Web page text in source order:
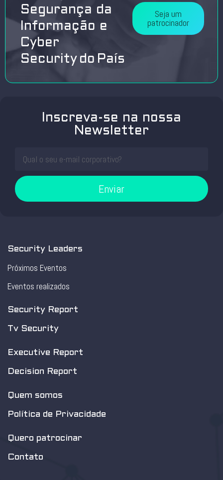
Segurança da
Informação e
Cyber
Security do País
Seja um
patrocinador
Inscreva-se na nossa
Newsletter
Enviar
Security Leaders
Próximos Eventos
Eventos realizados
Security Report
Tv Security
Executive Report
Decision Report
Quem somos
Política de Privacidade
Quero patrocinar
Contato